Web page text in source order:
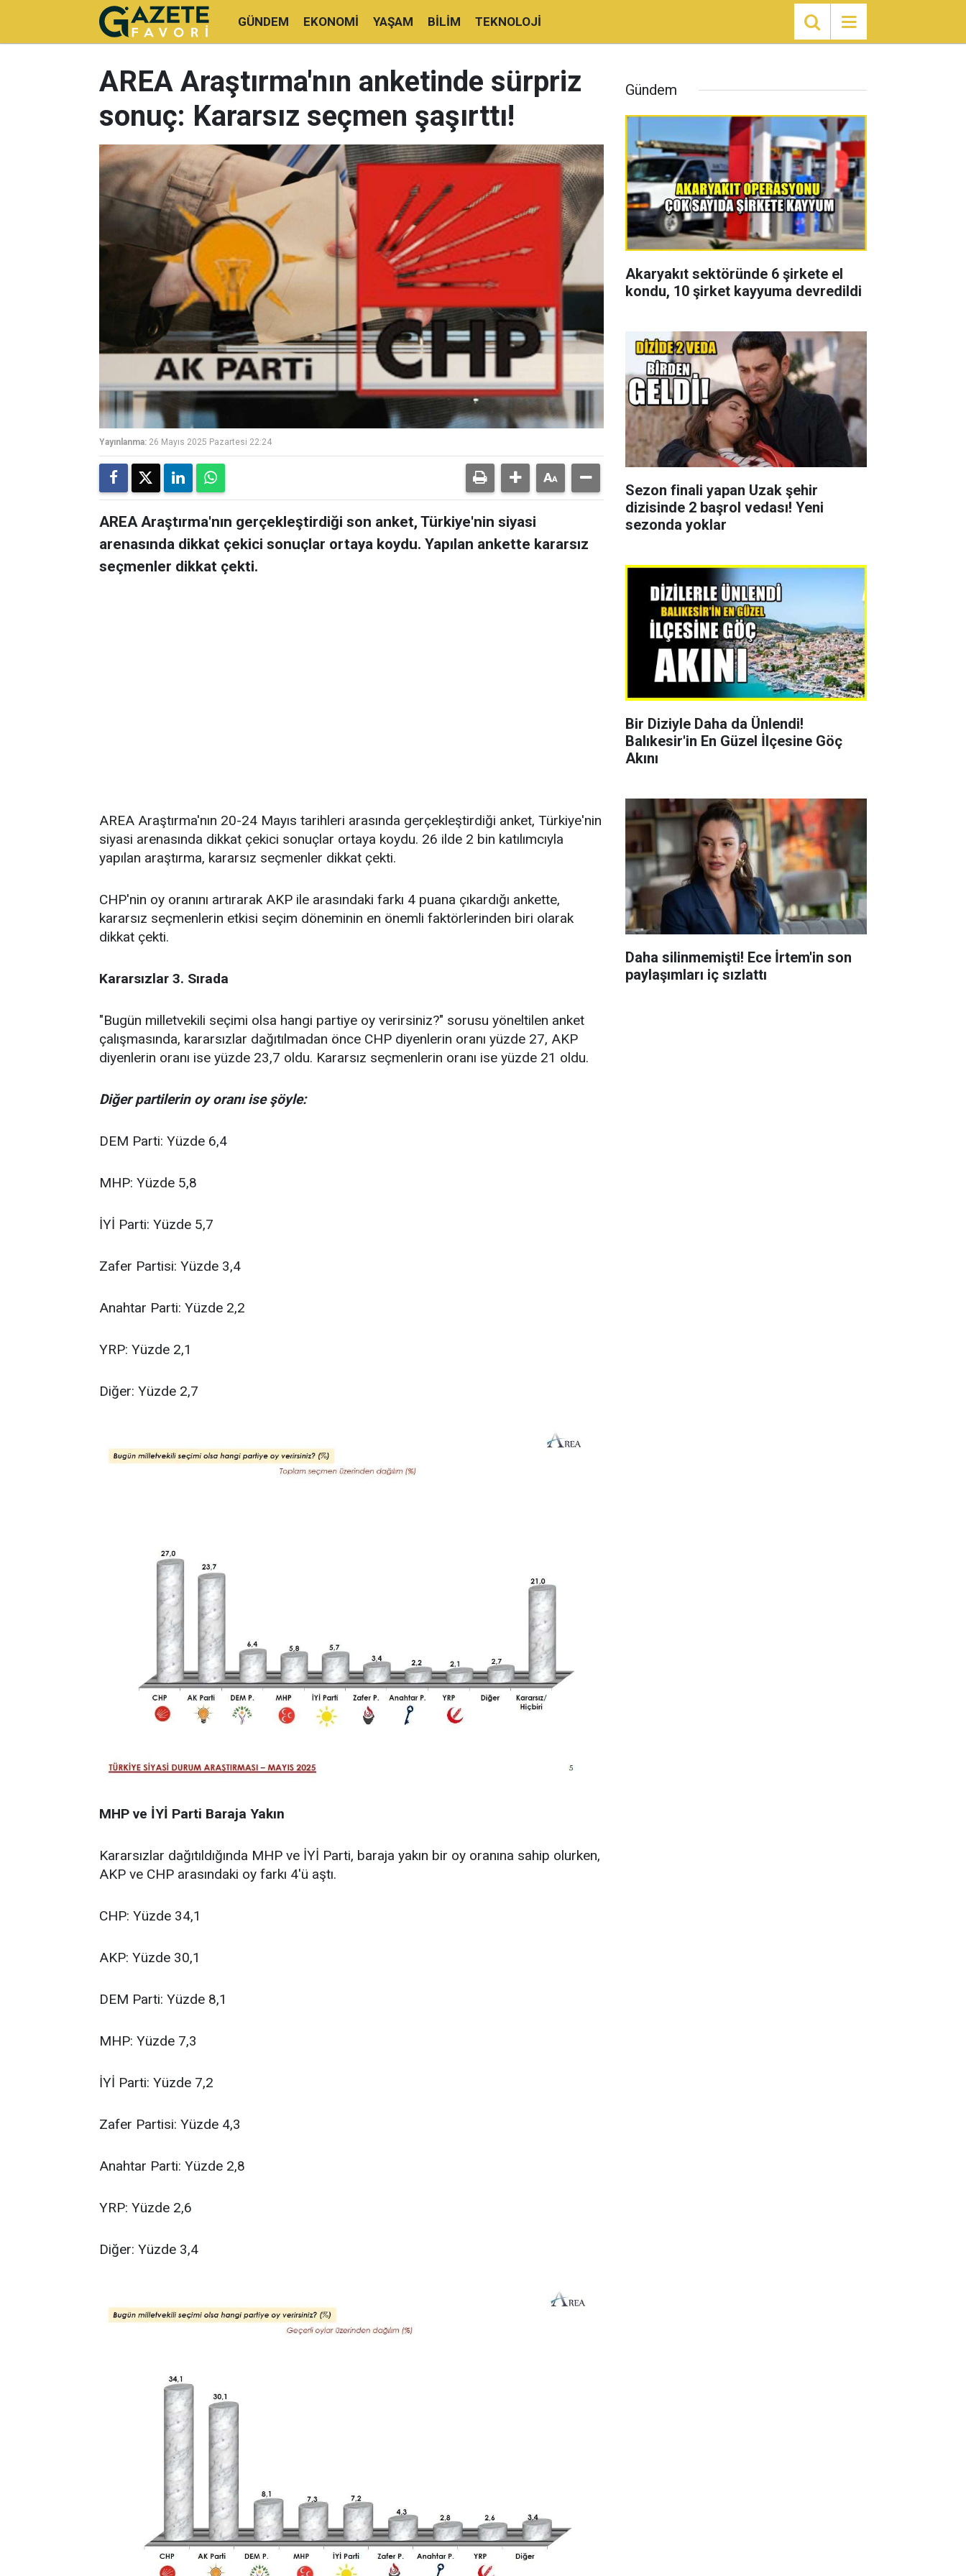
GÜNDEM EKONOMI YAŞAM BILIM TEKNOLOJI
AREA Araştırma'nın anketinde sürpriz
sonuç: Kararsız seçmen şaşırttı!
Yayınlanma: 26 Mayıs 2025 Pazartesi 22:24
AREA Araştırma'nın gerçekleştirdiği son anket, Türkiye'nin siyasi
arenasında dikkat çekici sonuçlar ortaya koydu. Yapılan ankette kararsız
seçmenler dikkat çekti.
AREA Araştırma'nın 20-24 Mayıs tarihleri arasında gerçekleştirdiği anket, Türkiye'nin
siyasi arenasında dikkat çekici sonuçlar ortaya koydu. 26 ilde 2 bin katılımcıyla
yapılan araştırma, kararsız seçmenler dikkat çekti.
CHP'nin oy oranını artırarak AKP ile arasındaki farkı 4 puana çıkardığı ankette,
kararsız seçmenlerin etkisi seçim döneminin en önemli faktörlerinden biri olarak
dikkat çekti.
Kararsızlar 3. Sırada
"Bugün milletvekili seçimi olsa hangi partiye oy verirsiniz?" sorusu yöneltilen anket
çalışmasında, kararsızlar dağıtılmadan önce CHP diyenlerin oranı yüzde 27, AKP
diyenlerin oranı ise yüzde 23,7 oldu. Kararsız seçmenlerin oranı ise yüzde 21 oldu.
Diğer partilerin oy oranı ise şöyle:
DEM Parti: Yüzde 6,4
MHP: Yüzde 5,8
İYİ Parti: Yüzde 5,7
Zafer Partisi: Yüzde 3,4
Anahtar Parti: Yüzde 2,2
YRP: Yüzde 2,1
Diğer: Yüzde 2,7
MHP ve İYİ Parti Baraja Yakın
Kararsızlar dağıtıldığında MHP ve İYİ Parti, baraja yakın bir oy oranına sahip olurken,
AKP ve CHP arasındaki oy farkı 4'ü aştı.
CHP: Yüzde 34,1
AKP: Yüzde 30,1
DEM Parti: Yüzde 8,1
MHP: Yüzde 7,3
İYİ Parti: Yüzde 7,2
Zafer Partisi: Yüzde 4,3
Anahtar Parti: Yüzde 2,8
YRP: Yüzde 2,6
Diğer: Yüzde 3,4
Gündem
Akaryakıt sektöründe 6 şirkete el
kondu, 10 şirket kayyuma devredildi
Sezon finali yapan Uzak şehir
dizisinde 2 başrol vedası! Yeni
sezonda yoklar
Bir Diziyle Daha da Ünlendi!
Balıkesir'in En Güzel İlçesine Göç
Akını
Daha silinmemişti! Ece İrtem'in son
paylaşımları iç sızlattı